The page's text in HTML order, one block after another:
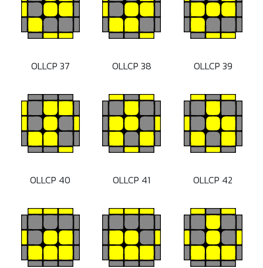
OLLCP 37 OLLCP 38 OLLCP 39
OLLCP 40 OLLCP 41 OLLCP 42